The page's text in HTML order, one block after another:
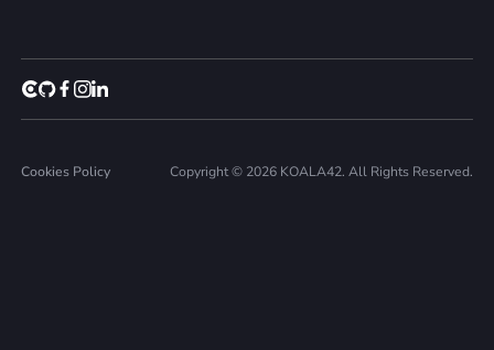
Cookies Policy Copyright © 2026 KOALA42. All Rights Reserved.